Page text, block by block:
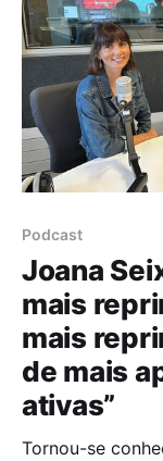
Podcast
Joana
mais
mais
de mais
ativas”
Tornou-se